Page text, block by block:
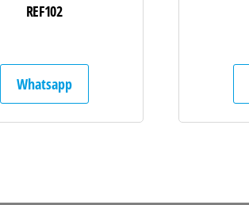
REF102
Whatsapp